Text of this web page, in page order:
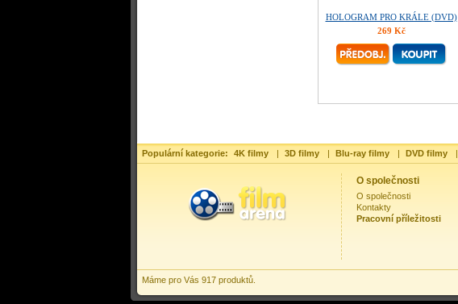
HOLOGRAM PRO KRÁLE (DVD)
269 Kč
Populární kategorie: 4K filmy | 3D filmy | Blu-ray filmy | DVD filmy |
O společnosti
O společnosti
Kontakty
Pracovní příležitosti
Máme pro Vás 917 produktů.